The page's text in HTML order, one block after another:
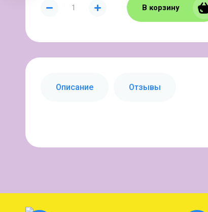
В корзину
Описание Отзывы